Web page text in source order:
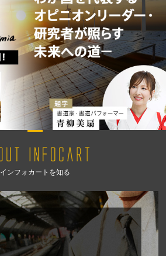
インフォカートを知る